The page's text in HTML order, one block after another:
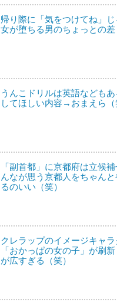
帰り際に「気をつけてね」じ
女が堕ちる男のちょっとの差
うんこドリルは英語なども
してほしい内容→おまえら（
「副首都」に京都府は立候
んなが思う京都人をちゃん
るのいい（笑）
クレラップのイメージキャ
「おかっぱの女の子」が刷
が広すぎる（笑）